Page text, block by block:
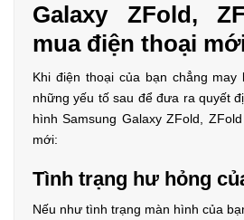
Galaxy ZFold,
mua điện thoại
Khi điện thoại của bạn chẳng
những yếu tố sau để đưa ra quyết
hình Samsung Galaxy ZFold,
mới:
Tình trạng hư hỏng
Nếu như tình trạng màn hình của